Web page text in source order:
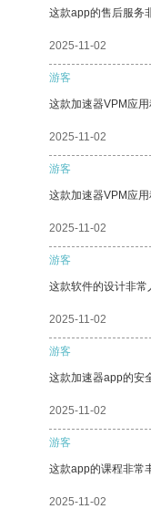
这款app的售后服务
2025-11-02
游客
这款加速器VPM应
2025-11-02
游客
这款加速器VPM应
2025-11-02
游客
这款软件的设计非常
2025-11-02
游客
这款加速器app的安
2025-11-02
游客
这款app的课程非常
2025-11-02